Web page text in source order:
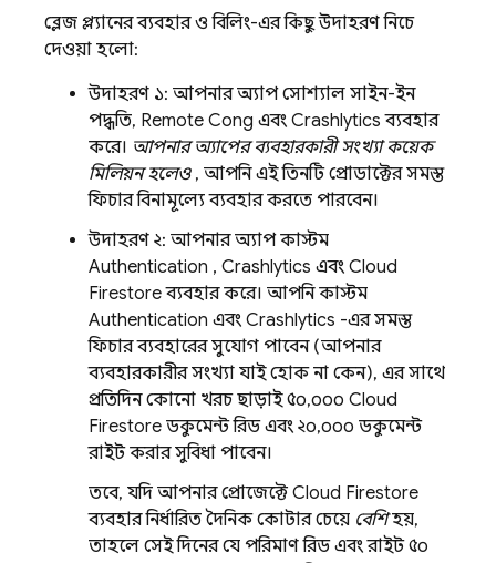
ব্লেজ প্ল্যানের ব্যবহার ও বিলিং-এর কিছু উদাহরণ নিচে
দেওয়া হলো:
উদাহরণ ১: আপনার অ্যাপ সোশ্যাল সাইন-ইন
পদ্ধতি, Remote Config এবং Crashlytics ব্যবহার
করে। আপনার অ্যাপের ব্যবহারকারী সংখ্যা কয়েক
মিলিয়ন হলেও, আপনি এই তিনটি প্রোডাক্টের সমস্ত
ফিচার বিনামূল্যে ব্যবহার করতে পারবেন।
উদাহরণ ২: আপনার অ্যাপ কাস্টম
Authentication , Crashlytics এবং Cloud
Firestoreব্যবহার করে। আপনি কাস্টম
Authentication এবং Crashlytics -এর সমস্ত
ফিচার ব্যবহারের সুযোগ পাবেন (আপনার
ব্যবহারকারীর সংখ্যা যাই হোক না কেন), এর সাথে
প্রতিদিন কোনো খরচ ছাড়াই ৫০,০০০ Cloud
Firestore ডকুমেন্ট রিড এবং ২০,০০০ ডকুমেন্ট
রাইট করার সুবিধা পাবেন।
তবে, যদি আপনার প্রোজেক্টে Cloud Firestore
ব্যবহার নির্ধারিত দৈনিক কোটার চেয়ে বেশিহয়,
তাহলে সেই দিনের যে পরিমাণ রিড এবং রাইট ৫০